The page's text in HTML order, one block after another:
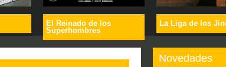
El Reinado de los
Superhombres
La Liga de los
Novedades